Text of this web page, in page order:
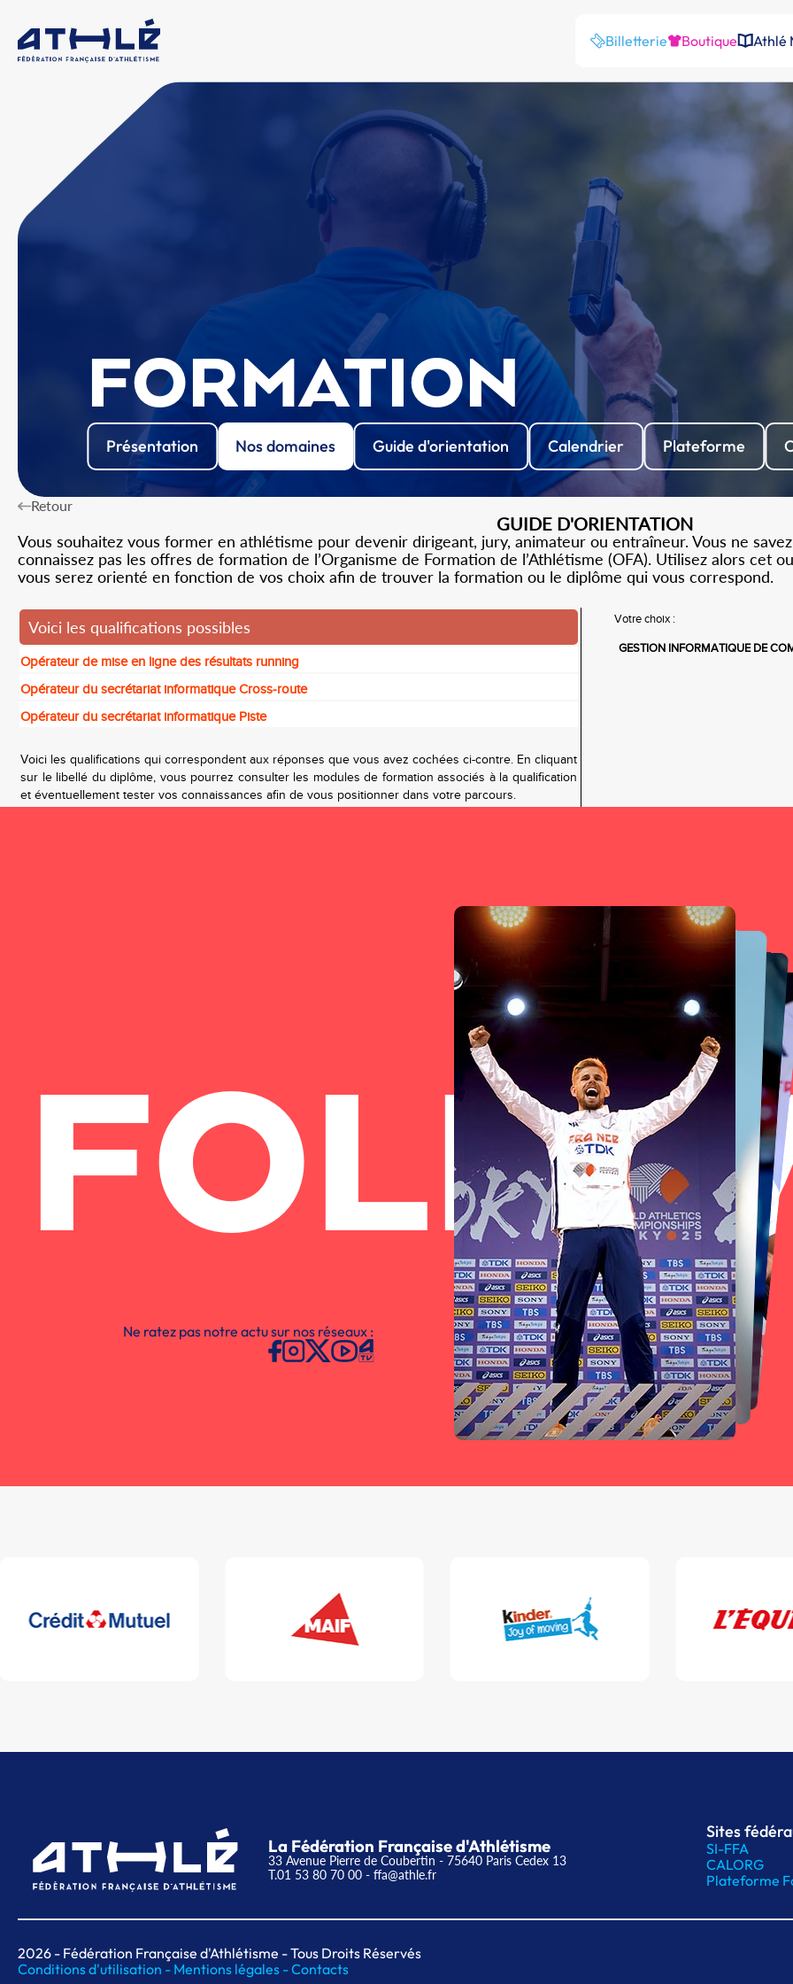
Billetterie Boutique Athlé
FORMATION
Présentation Nos domaines Guide d'orientation Calendrier Plateforme
Retour
GUIDE D'ORIENTATION
Vous souhaitez vous former en athlétisme pour devenir dirigeant, jury, animateur ou entraîneur. Vous ne
connaissez pas les offres de formation de l’Organisme de Formation de l’Athlétisme (OFA). Utilisez alors cet
vous serez orienté en fonction de vos choix afin de trouver la formation ou le diplôme qui vous correspond.
Voici les qualifications possibles
Opérateur de mise en ligne des résultats running
Opérateur du secrétariat informatique Cross-route
Opérateur du secrétariat informatique Piste
Voici les qualifications qui correspondent aux réponses que vous avez cochées ci-contre. En cliquant
sur le libellé du diplôme, vous pourrez consulter les modules de formation associés à la qualification
et éventuellement tester vos connaissances afin de vous positionner dans votre parcours.
Votre choix :
GESTION INFORMATIQUE DE
Ne ratez pas notre actu sur nos réseaux :
La Fédération Française d'Athlétisme
33 Avenue Pierre de Coubertin - 75640 Paris Cedex 13
T.01 53 80 70 00 - ffa@athle.fr
Sites
SI-FFA
CALORG
Plateforme
2026 - Fédération Française d'Athlétisme - Tous Droits Réservés
Conditions d'utilisation - Mentions légales -Contacts